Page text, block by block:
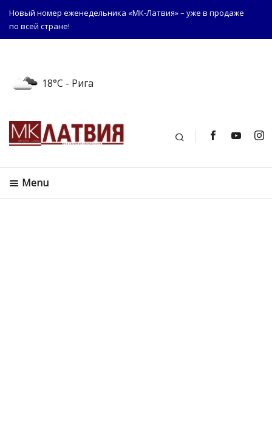
Новый номер еженедельника «МК-Латвия» – уже в продаже
по всей стране!
18°C - Рига
Поиск
Menu